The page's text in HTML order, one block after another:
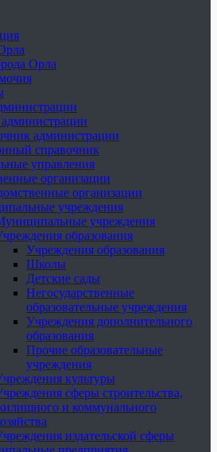
Орла
администрации
справочник
управления
организации
организации
учреждения
учреждения
образования
Учреждения образования
Школы
Детские сады
Негосударственные
образовательные учреждения
Учреждения дополнительного
образования
Прочие образовательные
учреждения
культуры
сферы строительства,
и коммунального
издательской сферы